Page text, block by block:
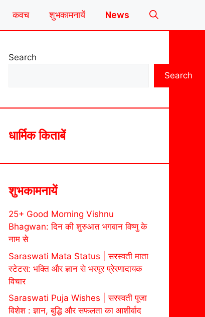
कवच शुभकामनायें News
Search
Search
धार्मिक किताबें
शुभकामनायें
25+ Good Morning Vishnu
Bhagwan: दिन की शुरुआत भगवान विष्णु के
नाम से
Saraswati Mata Status | सरस्वती माता
स्टेटस: भक्ति और ज्ञान से भरपूर प्रेरणादायक
विचार
Saraswati Puja Wishes | सरस्वती पूजा
विशेश : ज्ञान, बुद्धि और सफलता का आशीर्वाद